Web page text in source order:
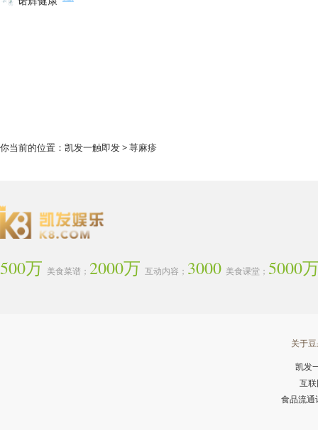
你当前的位置： 凯发一触即发> 荨麻疹
500万 美食菜谱； 2000万 互动内容； 3000 美食课堂； 5000
关于
凯发
互
食品流